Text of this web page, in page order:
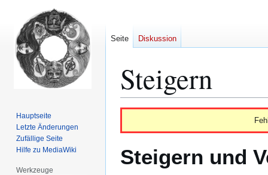
Steigern
Steigern und
Seite Diskussion
Hauptseite
Letzte Änderungen
Zufällige Seite
Hilfe zu MediaWiki
Werkzeuge